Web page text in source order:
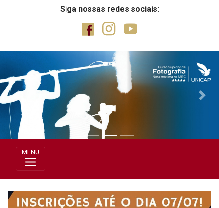
Siga nossas redes sociais:
Previous Next
MENU